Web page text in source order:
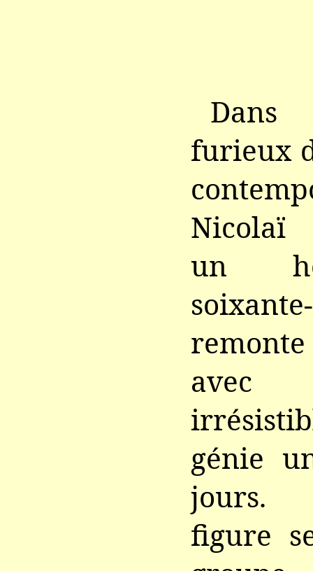
furieux
Nicolaï
un
avec
génie
jours.
figure